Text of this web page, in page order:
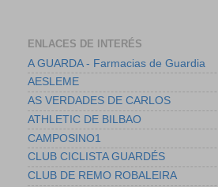
ENLACES DE INTERÉS
A GUARDA - Farmacias de Guardia
AESLEME
AS VERDADES DE CARLOS
ATHLETIC DE BILBAO
CAMPOSINO1
CLUB CICLISTA GUARDÉS
CLUB DE REMO ROBALEIRA